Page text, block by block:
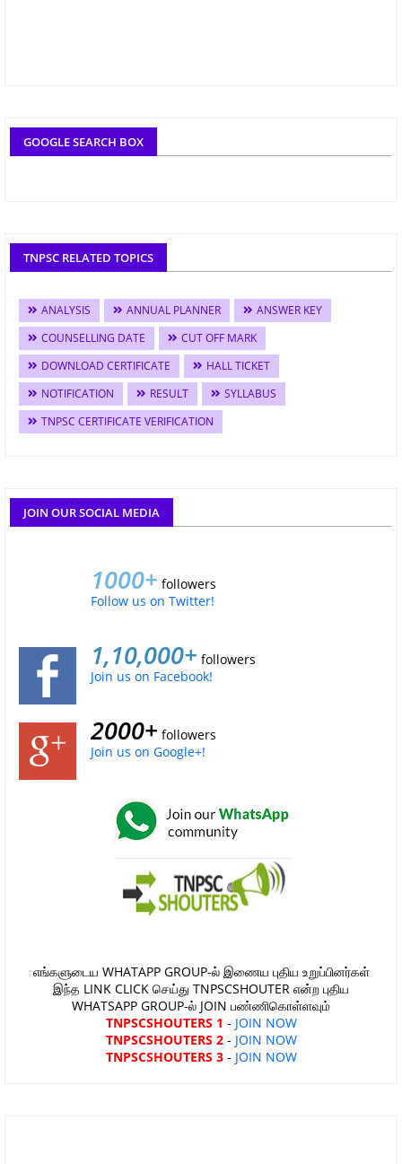
GOOGLE SEARCH BOX
TNPSC RELATED TOPICS
ANALYSIS ANNUAL PLANNER
ANSWER KEY
COUNSELLING DATE
CUT OFF MARK
DOWNLOAD CERTIFICATE
HALL TICKET
NOTIFICATION
RESULT
SYLLABUS
TNPSC CERTIFICATE VERIFICATION
JOIN OUR SOCIAL MEDIA
1000+ followers
Follow us on Twitter!
1,10,000+ followers
Join us on Facebook!
2000+ followers
Join us on Google+!
எங்களுடைய WHATAPP GROUP-ல் இணைய புதிய உறுப்பினர்கள்
இந்த LINK CLICK செய்து TNPSCSHOUTER என்ற புதிய
WHATSAPP GROUP-ல் JOIN பண்ணிகொள்ளவும்
TNPSCSHOUTERS 1 - JOIN NOW
TNPSCSHOUTERS 2- JOIN NOW
TNPSCSHOUTERS 3- JOIN NOW